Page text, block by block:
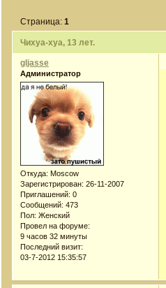
Чихуа-хуа, 13 лет.
Страница:1
gljasse
Администратор
Откуда: Moscow
Зарегистрирован: 26-11-2007
Приглашений: 0
Сообщений: 473
Пол: Женский
Провел на форуме:
9 часов 32 минуты
Последний визит:
03-7-2012 15:35:57